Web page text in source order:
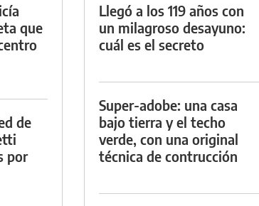
que
de
por
Llegó a los 119 años con
un milagroso desayuno:
cuál es el secreto
Super-adobe: una casa
bajo tierra y el techo
verde, con una original
técnica de contrucción